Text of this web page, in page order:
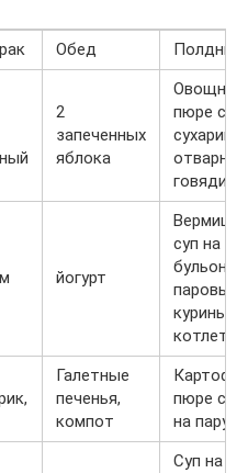
Обед Полдник
2
запеченных
яблока
Овощной
пюре с
отварная
говядина
йогурт
суп на
бульоне,
паровые
куриные
котлеты
Галетные
печенья,
компот
пюре с
на пару
Суп на